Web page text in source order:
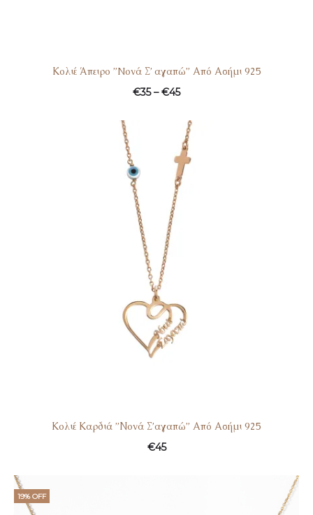
Κολιέ Άπειρο ”Nονά Σ’ αγαπώ” Από Ασήμι 925
€35 – €45
Κολιέ Καρδιά ”Νονά Σ’αγαπώ” Από Ασήμι 925
€45
19% OFF